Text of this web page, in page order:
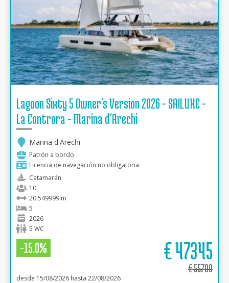
Lagoon Sixty 5 Owner's Version 2026 - SAILUXE -
La Controra - Marina d'Arechi
Marina d'Arechi
Patrón a bordo
Licencia de navegación no obligatoria
Catamarán
10
20.549999 m
5
2026
5 WC
-15.0% €47345
€55700
desde 15/08/2026 hasta 22/08/2026